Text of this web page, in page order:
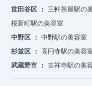
世田谷区
三軒茶屋駅の
桜新町駅の美容室
中野区
中野駅の美容室
杉並区
高円寺駅の美容
武蔵野市
吉祥寺駅の美